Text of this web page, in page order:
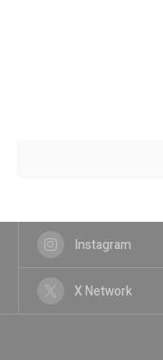
Instagram
X Network